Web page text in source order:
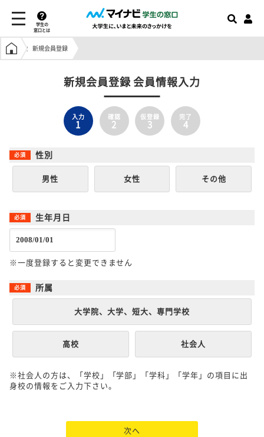
学生の
窓口とは
学生の窓口トップ
新規会員登録
新規会員登録 会員情報入力
入力
1
確認
2
仮登録
3
完了
4
性別
男性 女性 その他
生年月日
※一度登録すると変更できません
所属
大学院、大学、短大、専門学校
高校 社会人
※社会人の方は、「学校」「学部」「学科」「学年」の項目に出
身校の情報をご入力下さい。
次へ